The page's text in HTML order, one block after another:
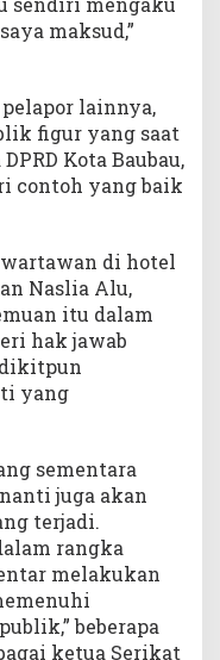
maksud,”
lainnya,
figur yang saat
Kota Baubau,
contoh yang baik
di hotel
Naslia Alu,
itu dalam
hak jawab
yang
sementara
juga akan
terjadi.
rangka
melakukan
beberapa
ketua Serikat